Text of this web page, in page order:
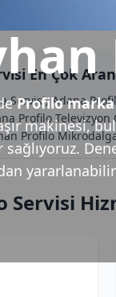
Profilo
makinesi,
En Çok
Adana
Profilo
Profilo
Servisi